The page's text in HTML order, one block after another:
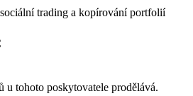
trading a kopírování portfolií
u tohoto poskytovatele prodělává.